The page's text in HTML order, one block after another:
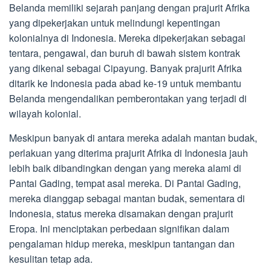
Belanda memiliki sejarah panjang dengan prajurit Afrika
yang dipekerjakan untuk melindungi kepentingan
kolonialnya di Indonesia. Mereka dipekerjakan sebagai
tentara, pengawal, dan buruh di bawah sistem kontrak
yang dikenal sebagai Cipayung. Banyak prajurit Afrika
ditarik ke Indonesia pada abad ke-19 untuk membantu
Belanda mengendalikan pemberontakan yang terjadi di
wilayah kolonial.
Meskipun banyak di antara mereka adalah mantan budak,
perlakuan yang diterima prajurit Afrika di Indonesia jauh
lebih baik dibandingkan dengan yang mereka alami di
Pantai Gading, tempat asal mereka. Di Pantai Gading,
mereka dianggap sebagai mantan budak, sementara di
Indonesia, status mereka disamakan dengan prajurit
Eropa. Ini menciptakan perbedaan signifikan dalam
pengalaman hidup mereka, meskipun tantangan dan
kesulitan tetap ada.